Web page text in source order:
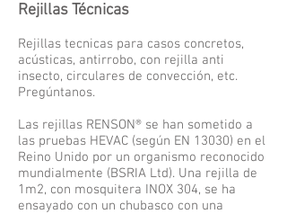
Rejillas Técnicas
Rejillas tecnicas para casos concretos,
acústicas, antirrobo, con rejilla anti
insecto, circulares de convección, etc.
Pregúntanos.
Las rejillas RENSON® se han sometido a
las pruebas HEVAC (según EN 13030) en el
Reino Unido por un organismo reconocido
mundialmente (BSRIA Ltd). Una rejilla de
1m2, con mosquitera INOX 304, se ha
ensayado con un chubasco con una